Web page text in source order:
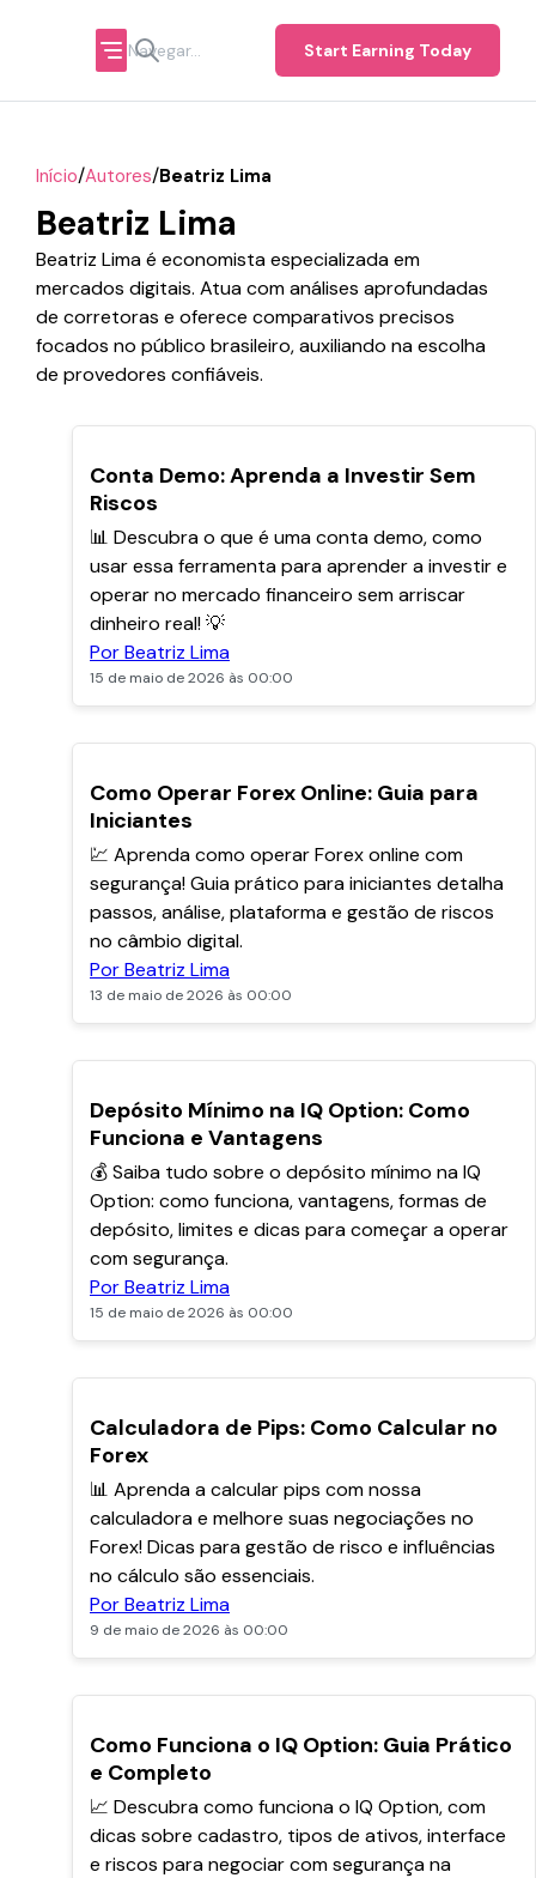
Start Earning Today
Início/Autores/Beatriz Lima
Beatriz Lima
Beatriz Lima é economista especializada em
mercados digitais. Atua com análises aprofundadas
de corretoras e oferece comparativos precisos
focados no público brasileiro, auxiliando na escolha
de provedores confiáveis.
POPULARES
Conta Demo: Aprenda a Investir Sem
Riscos
📊 Descubra o que é uma conta demo, como
usar essa ferramenta para aprender a investir e
operar no mercado financeiro sem arriscar
dinheiro real! 💡
Por Beatriz Lima
15 de maio de 2026 às 00:00
POPULARES
Como Operar Forex Online: Guia para
Iniciantes
💹 Aprenda como operar Forex online com
segurança! Guia prático para iniciantes detalha
passos, análise, plataforma e gestão de riscos
no câmbio digital.
Por Beatriz Lima
13 de maio de 2026 às 00:00
POPULARES
Depósito Mínimo na IQ Option: Como
Funciona e Vantagens
💰 Saiba tudo sobre o depósito mínimo na IQ
Option: como funciona, vantagens, formas de
depósito, limites e dicas para começar a operar
com segurança.
Por Beatriz Lima
15 de maio de 2026 às 00:00
POPULARES
Calculadora de Pips: Como Calcular no
Forex
📊 Aprenda a calcular pips com nossa
calculadora e melhore suas negociações no
Forex! Dicas para gestão de risco e influências
no cálculo são essenciais.
Por Beatriz Lima
9 de maio de 2026 às 00:00
POPULARES
Como Funciona o IQ Option: Guia Prático
e Completo
📈 Descubra como funciona o IQ Option, com
dicas sobre cadastro, tipos de ativos, interface
e riscos para negociar com segurança na